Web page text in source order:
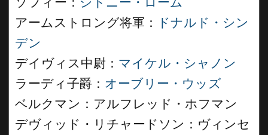
アームストロング将軍：
ドナルド・シン
デン
デイヴィス中尉： マイケル・シャノン
ラーディ子爵： オーブリー・ウッズ
ベルクマン：アルフレッド・ホフマン
デヴィッド・リチャードソン：ヴィンセ